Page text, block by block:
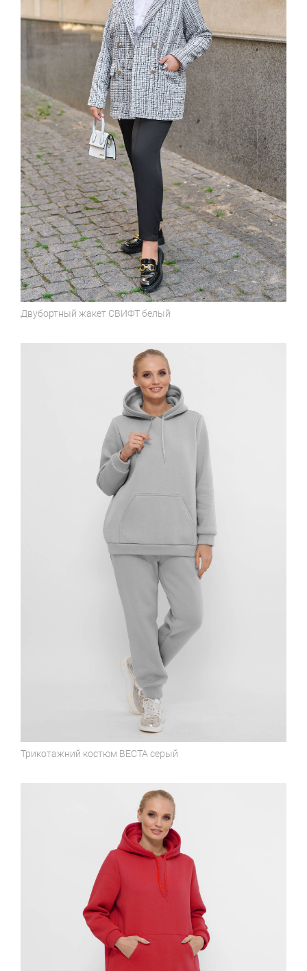
Двубортный жакет СВИФТ белый
Трикотажний костюм ВЕСТА серый